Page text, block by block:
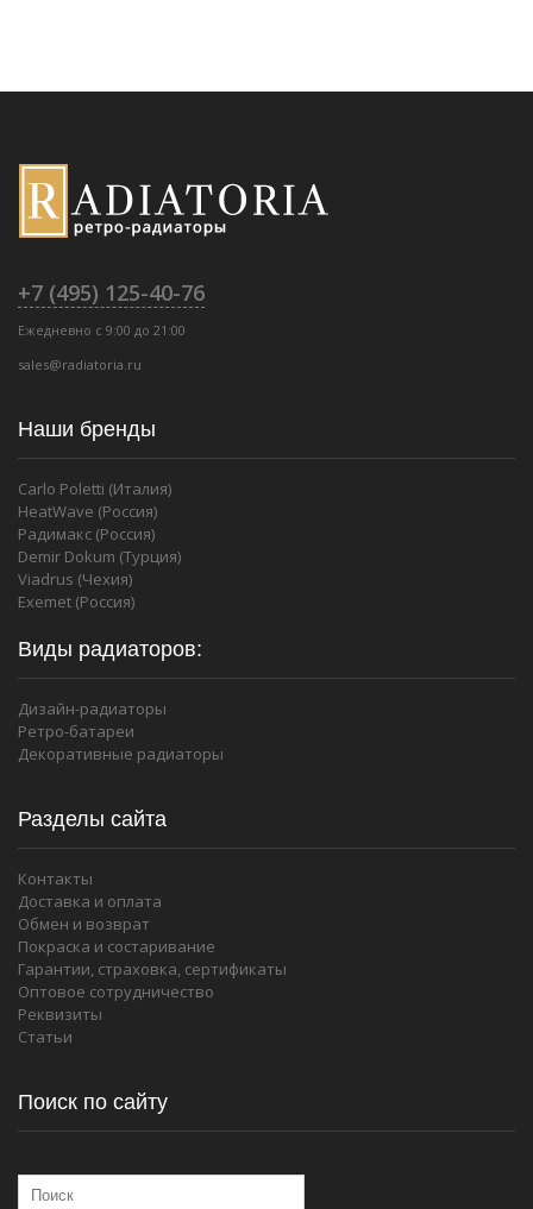
+7 (495) 125-40-76
Ежедневно с 9:00 до 21:00
sales@radiatoria.ru
Наши бренды
Carlo Poletti (Италия)
HeatWave (Россия)
Радимакс (Россия)
Demir Dokum (Турция)
Viadrus (Чехия)
Exemet (Россия)
Виды радиаторов:
Дизайн-радиаторы
Ретро-батареи
Декоративные радиаторы
Разделы сайта
Контакты
Доставка и оплата
Обмен и возврат
Покраска и состаривание
Гарантии, страховка, сертификаты
Оптовое сотрудничество
Реквизиты
Статьи
Поиск по сайту